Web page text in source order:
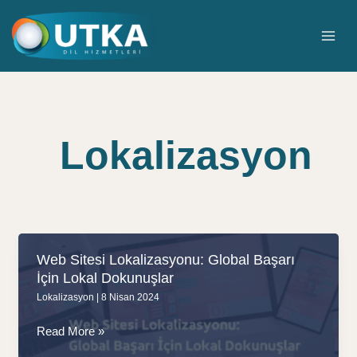
atla
Lokalizasyon
Web Sitesi Lokalizasyonu: Global Başarı
İçin Lokal Dokunuşlar
Lokalizasyon | 8 Nisan 2024
Web
Read More »